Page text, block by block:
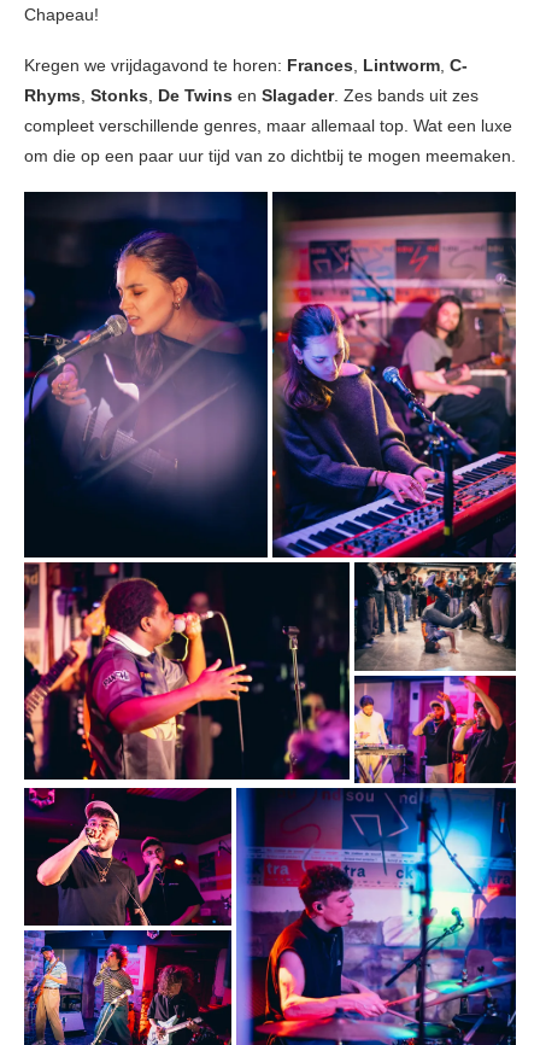
Chapeau!
Kregen we vrijdagavond te horen: Frances, Lintworm, C-
Rhyms, Stonks, De Twins en Slagader. Zes bands uit zes
compleet verschillende genres, maar allemaal top. Wat een luxe
om die op een paar uur tijd van zo dichtbij te mogen meemaken.